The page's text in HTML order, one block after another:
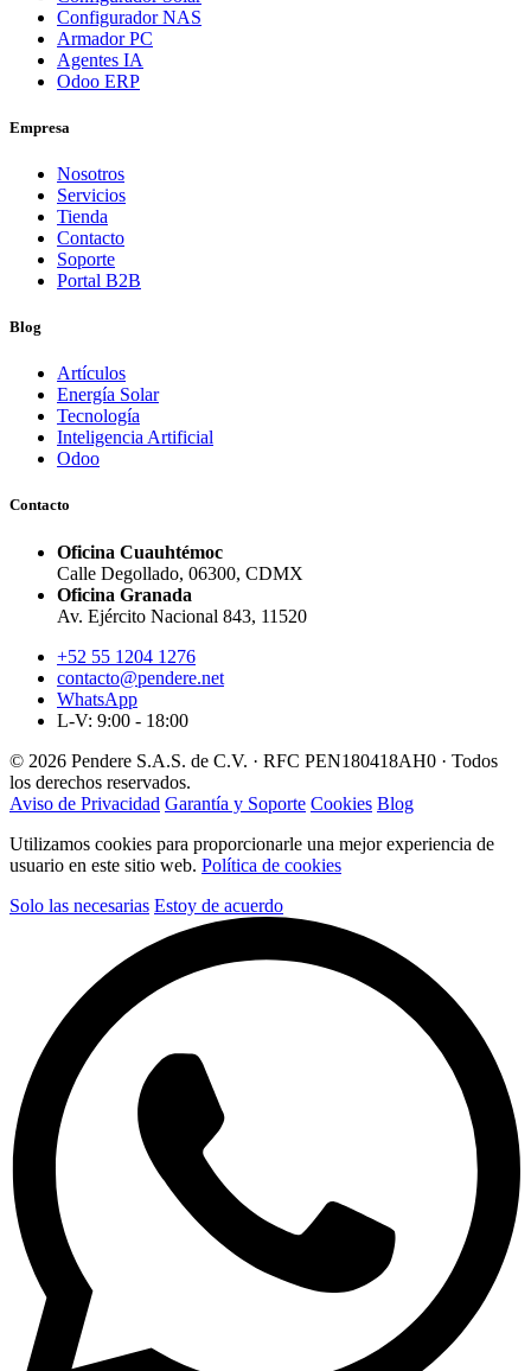
Configurador NAS
Armador PC
Agentes IA
Odoo ERP
Empresa
Nosotros
Servicios
Tienda
Contacto
Soporte
Portal B2B
Blog
Artículos
Energía Solar
Tecnología
Inteligencia Artificial
Odoo
Contacto
Oficina Cuauhtémoc
Calle Degollado, 06300, CDMX
Oficina Granada
Av. Ejército Nacional 843, 11520
+52 55 1204 1276
contacto@pendere.net
WhatsApp
L-V: 9:00 - 18:00
© 2026 Pendere S.A.S. de C.V. · RFC PEN180418AH0 · Todos
los derechos reservados.
Aviso de Privacidad Garantía y Soporte Cookies Blog
Utilizamos cookies para proporcionarle una mejor experiencia de
usuario en este sitio web. Política de cookies
Solo las necesarias Estoy de acuerdo